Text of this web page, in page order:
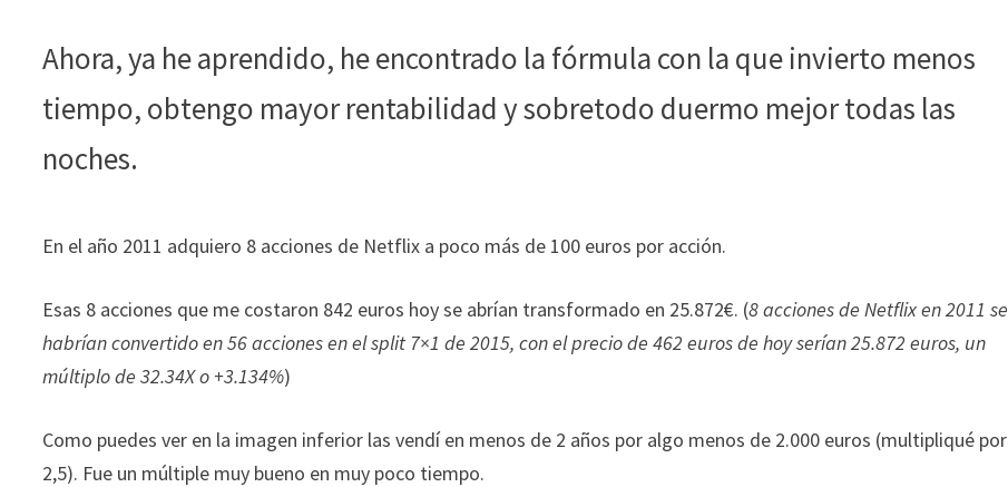
Ahora, ya he aprendido, he encontrado la fórmula con la que invierto menos
tiempo, obtengo mayor rentabilidad y sobretodo duermo mejor todas las
noches.
En el año 2011 adquiero 8 acciones de Netflix a poco más de 100 euros por acción.
Esas 8 acciones que me costaron 842 euros hoy se abrían transformado en 25.872€. (8 acciones de Netflix en 2011 se
habrían convertido en 56 acciones en el split 7×1 de 2015, con el precio de 462 euros de hoy serían 25.872 euros, un
múltiplo de 32.34X o +3.134%)
Como puedes ver en la imagen inferior las vendí en menos de 2 años por algo menos de 2.000 euros (multipliqué por
2,5). Fue un múltiple muy bueno en muy poco tiempo.
visita. Si
cookies,
funcionalidades
Al compartir tus
intereses y
comportamiento
aumentas la
posibilidad de